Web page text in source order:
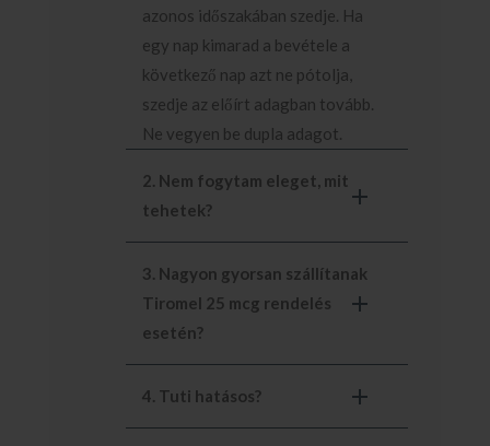
azonos időszakában szedje. Ha
egy nap kimarad a bevétele a
következő nap azt ne pótolja,
szedje az előírt adagban tovább.
Ne vegyen be dupla adagot.
2. Nem fogytam eleget, mit
tehetek?
3. Nagyon gyorsan szállítanak
Tiromel 25 mcg rendelés
esetén?
4. Tuti hatásos?